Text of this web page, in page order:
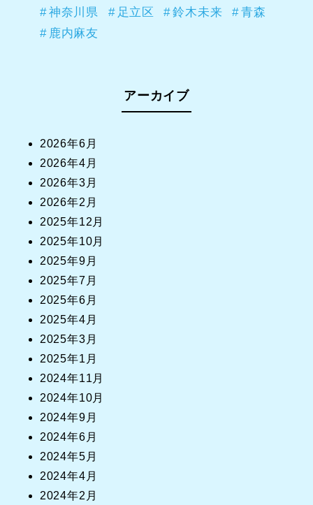
神奈川県
足立区 鈴木未来
青森
鹿内麻友
アーカイブ
2026年6月
2026年4月
2026年3月
2026年2月
2025年12月
2025年10月
2025年9月
2025年7月
2025年6月
2025年4月
2025年3月
2025年1月
2024年11月
2024年10月
2024年9月
2024年6月
2024年5月
2024年4月
2024年2月